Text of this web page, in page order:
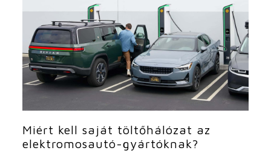
Miért kell saját töltőhálózat az
elektromosautó-gyártóknak?